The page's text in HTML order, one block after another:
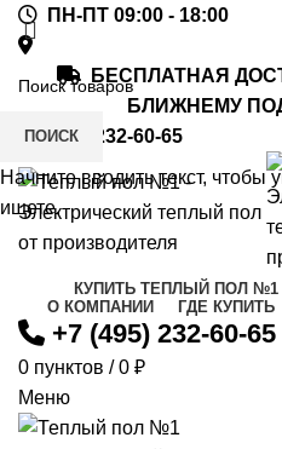
ПН-ПТ 09:00 - 18:00
БЕСПЛАТНАЯ
БЛИЖНЕМУ
+7 (495) 232-60-65
КУПИТЬ ТЕПЛЫЙ ПОЛ №1
О КОМПАНИИ
ГДЕ КУПИТЬ
+7 (495) 232-60-65
0 пунктов / 0 ₽
Меню
ПОИСК
Начните вводить текст, чтобы
ищете.